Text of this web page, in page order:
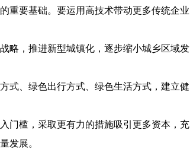
重要基础。要运用高技术带动更多传统企业
略，推进新型城镇化，逐步缩小城乡区域发
式、绿色出行方式、绿色生活方式，建立健
门槛，采取更有力的措施吸引更多资本，充
发展。